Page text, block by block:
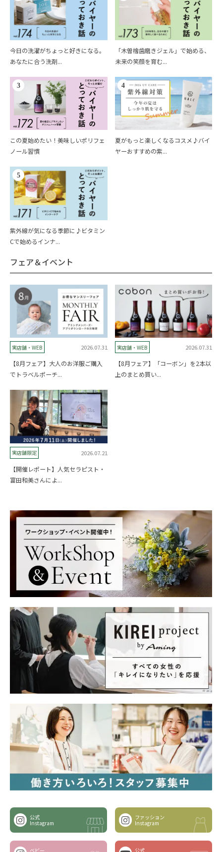
今日の洗濯がちょっと好きになる。
あなたに合う洗剤...
「木曽檜歯磨きジェル」で始める、
未来の笑顔を育む...
3
この夏始めたい！美味しいポリフェ
ノール習慣
4
夏がもっと楽しくなるコスメ♪バイ
ヤーおすすめの紫...
5
紫外線が気になる季節に♪ビタミン
Cで始めるインナ...
フェア＆イベント
実店舗・WEB 2026.07.31
【8月フェア】大人のお洋服ご購入
でトラベルポーチ...
実店舗・WEB 2026.07.31
【8月フェア】「コーボン」を2本以
上のまとめ買い...
実店舗限定 2026.07.21
【開催レポート】人気セラピスト・
富田和美さんによ...
公式
Instagram
ファッション
Instagram
ベビー 公式